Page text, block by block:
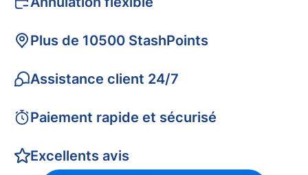
Plus de 10500 StashPoints
Assistance client 24/7
Paiement rapide et sécurisé
Excellents avis